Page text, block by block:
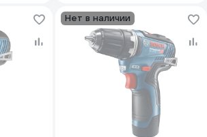
Нет в наличии